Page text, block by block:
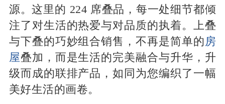
源。这里的 224 席叠品，每一处细节都倾
注了对生活的热爱与对品质的执着。上叠
与下叠的巧妙组合销售，不再是简单的 房
屋叠加，而是生活的完美融合与升华，升
级而成的联排产品，如同为您编织了一幅
美好生活的画卷。